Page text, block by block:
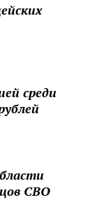
среди
СВО